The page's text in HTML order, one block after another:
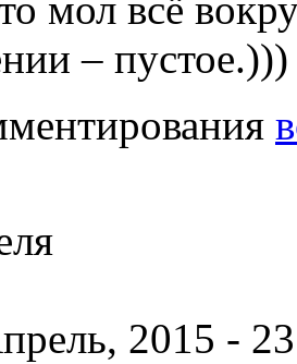
мол всё
– пустое.)))
2015 -